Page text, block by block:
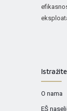
Istražite
O nama
EŠ